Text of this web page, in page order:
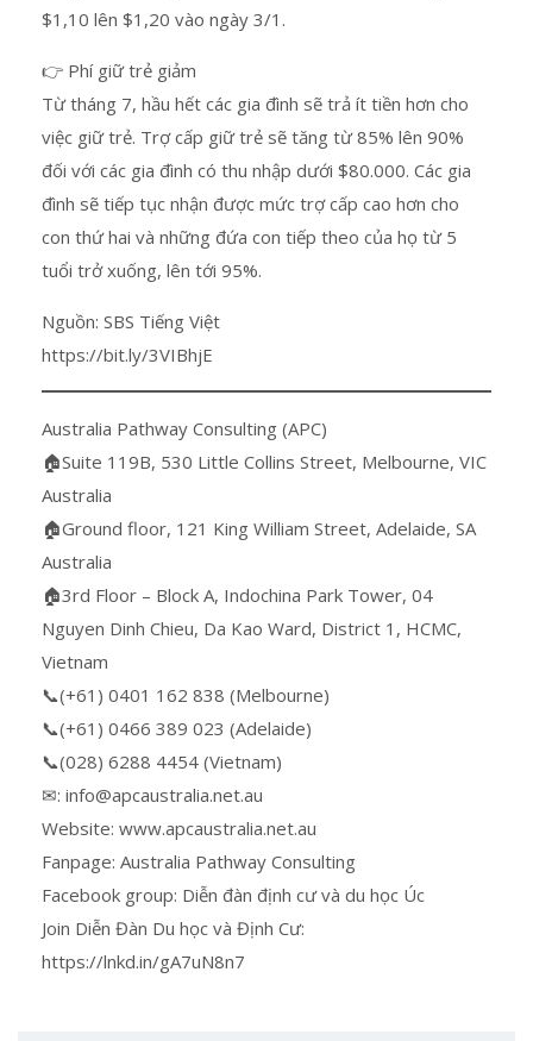
$1,10 lên $1,20 vào ngày 3/1.
👉 Phí giữ trẻ giảm
Từ tháng 7, hầu hết các gia đình sẽ trả ít tiền hơn cho
việc giữ trẻ. Trợ cấp giữ trẻ sẽ tăng từ 85% lên 90%
đối với các gia đình có thu nhập dưới $80.000. Các gia
đình sẽ tiếp tục nhận được mức trợ cấp cao hơn cho
con thứ hai và những đứa con tiếp theo của họ từ 5
tuổi trở xuống, lên tới 95%.
Nguồn: SBS Tiếng Việt
https://bit.ly/3VIBhjE
Australia Pathway Consulting (APC)
🏠Suite 119B, 530 Little Collins Street, Melbourne, VIC
Australia
🏠Ground floor, 121 King William Street, Adelaide, SA
Australia
🏠3rd Floor – Block A, Indochina Park Tower, 04
Nguyen Dinh Chieu, Da Kao Ward, District 1, HCMC,
Vietnam
📞(+61) 0401 162 838 (Melbourne)
📞(+61) 0466 389 023 (Adelaide)
📞(028) 6288 4454 (Vietnam)
✉: info@apcaustralia.net.au
Website: www.apcaustralia.net.au
Fanpage: Australia Pathway Consulting
Facebook group: Diễn đàn định cư và du học Úc
Join Diễn Đàn Du học và Định Cư:
https://lnkd.in/gA7uN8n7